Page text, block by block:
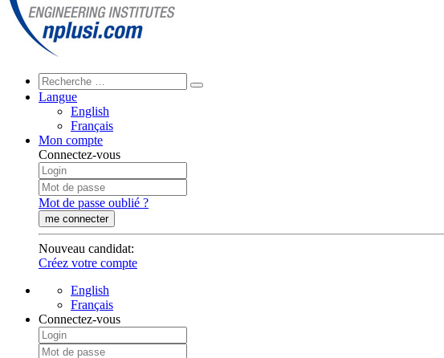
Langue
English
Français
Mon compte
Connectez-vous
Mot de passe oublié ?
me connecter
Nouveau candidat:
Créez votre compte
English
Français
Connectez-vous